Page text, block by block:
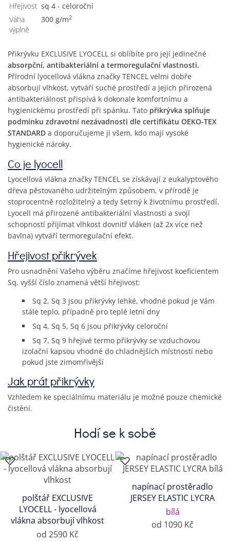
Hřejivost
Sq 4 - celoroční
Váha
výplně
300 g/m2
Přikrývku EXCLUSIVE LYOCELL si oblíbíte pro její jedinečné
absorpční, antibakteriální a termoregulační vlastnosti.
Přírodní lyocellová vlákna značky TENCEL velmi dobře
absorbují vlhkost, vytváří suché prostředí a jejich přirozená
antibakteriálnost přispívá k dokonale komfortnímu a
hygienickému prostředí při spánku. Tato přikrývka splňuje
podmínku zdravotní nezávadnosti dle certifikátu OEKO-TEX
STANDARD a doporučujeme ji všem, kdo mají vysoké
hygienické nároky.
Co je lyocell
Lyocellová vlákna značky TENCEL se získávají z eukalyptového
dřeva pěstovaného udržitelným způsobem, v přírodě je
stoprocentně rozložitelný a tedy šetrný k životnímu prostředí.
Lyocell má přirozené antibakteriální vlastnosti a svojí
schopností přijímat vlhkost dovnitř vláken (až 2x více než
bavlna) vytváří termoregulační efekt.
Hřejivost přikrývek
Pro usnadnění Vašeho výběru značíme hřejivost koeficientem
Sq, vyšší číslo znamená větší hřejivost:
Sq 2, Sq 3 jsou přikrývky lehké, vhodné pokud je Vám
stále teplo, případně pro teplé letní dny
Sq 4, Sq 5, Sq 6 jsou přikrývky celoroční
Sq 7, Sq 9 hřejivé termo přikrývky se vzduchovou
izolační kapsou vhodné do chladnějších místností nebo
pokud jste zimomřivější
Jak prát přikrývky
Vzhledem ke speciálnímu materiálu je možné pouze chemické
čistění.
Hodí se k sobě
polštář EXCLUSIVE
LYOCELL - lyocellová
vlákna absorbují vlhkost
od 2590 Kč
napínací prostěradlo
JERSEY ELASTIC LYCRA
bílá
od 1090 Kč